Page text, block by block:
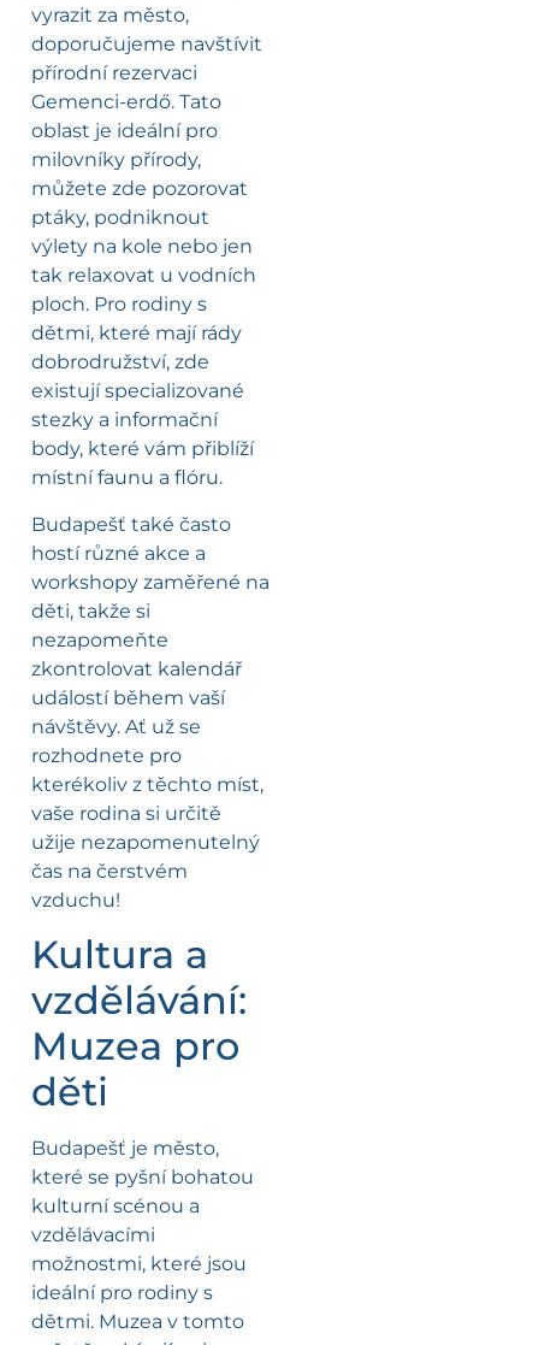
vyrazit za město,
doporučujeme navštívit
přírodní rezervaci
Gemenci-erdő. Tato
oblast je ideální pro
milovníky přírody,
můžete zde pozorovat
ptáky, podniknout
výlety na kole nebo jen
tak relaxovat u vodních
ploch. Pro rodiny s
dětmi, které mají rády
dobrodružství, zde
existují specializované
stezky a informační
body, které vám přiblíží
místní faunu a flóru.
Budapešť také často
hostí různé akce a
workshopy zaměřené na
děti, takže si
nezapomeňte
zkontrolovat kalendář
událostí během vaší
návštěvy. Ať už se
rozhodnete pro
kterékoliv z těchto míst,
vaše rodina si určitě
užije nezapomenutelný
čas na čerstvém
vzduchu!
Kultura a
vzdělávání:
Muzea pro
děti
Budapešť je město,
které se pyšní bohatou
kulturní scénou a
vzdělávacími
možnostmi, které jsou
ideální pro rodiny s
dětmi. Muzea v tomto